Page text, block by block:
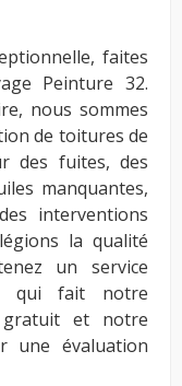
faites
Peinture 32.
nous sommes
de toitures de
des fuites, des
manquantes,
interventions
la qualité
un service
qui fait notre
gratuit et notre
une évaluation